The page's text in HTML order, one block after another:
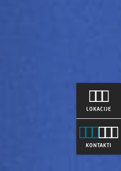
LOKACIJE
KONTAKTI